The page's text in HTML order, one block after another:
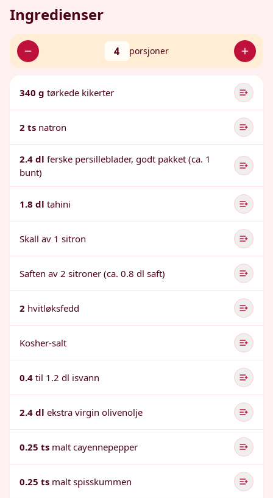
Ingredienser
4 porsjoner
340 g tørkede kikerter
2 ts natron
2.4 dl ferske persilleblader, godt pakket (ca. 1
bunt)
1.8 dl tahini
Skall av 1 sitron
Saften av 2 sitroner (ca. 0.8 dl saft)
2 hvitløksfedd
Kosher-salt
0.4 til 1.2 dl isvann
2.4 dl ekstra virgin olivenolje
0.25 ts malt cayennepepper
0.25 ts malt spisskummen